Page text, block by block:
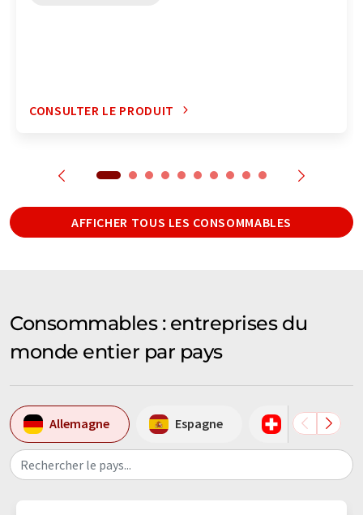
CONSULTER LE PRODUIT
AFFICHER TOUS LES CONSOMMABLES
Consommables : entreprises du
monde entier par pays
Allemagne Espagne Suisse
Rechercher le pays...